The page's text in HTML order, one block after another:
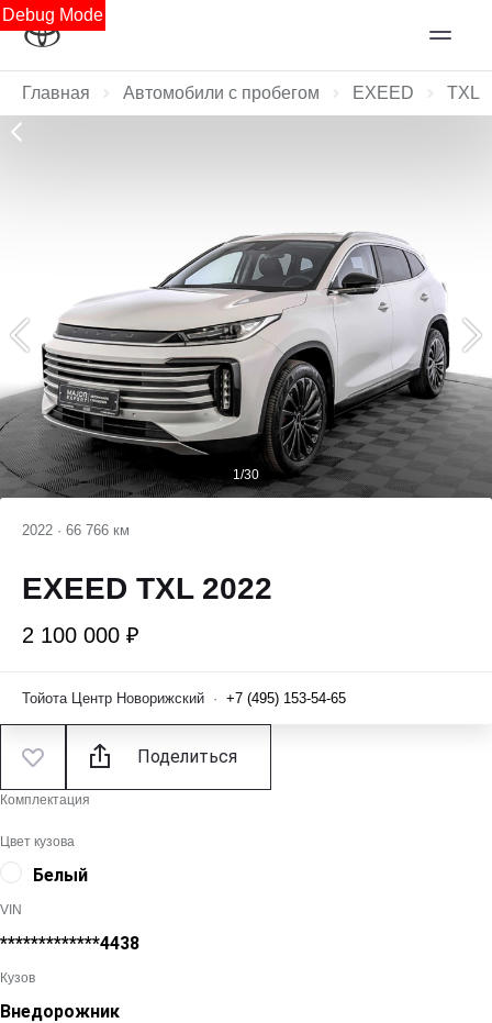
Debug Mode
Главная Автомобили с пробегом EXEED TXL
1/30
2022 · 66 766 км
EXEED TXL 2022
2 100 000 ₽
Тойота Центр Новорижский · +7 (495) 153-54-65
Поделиться
Комплектация
Цвет кузова
Белый
VIN
*************4438
Кузов
Внедорожник